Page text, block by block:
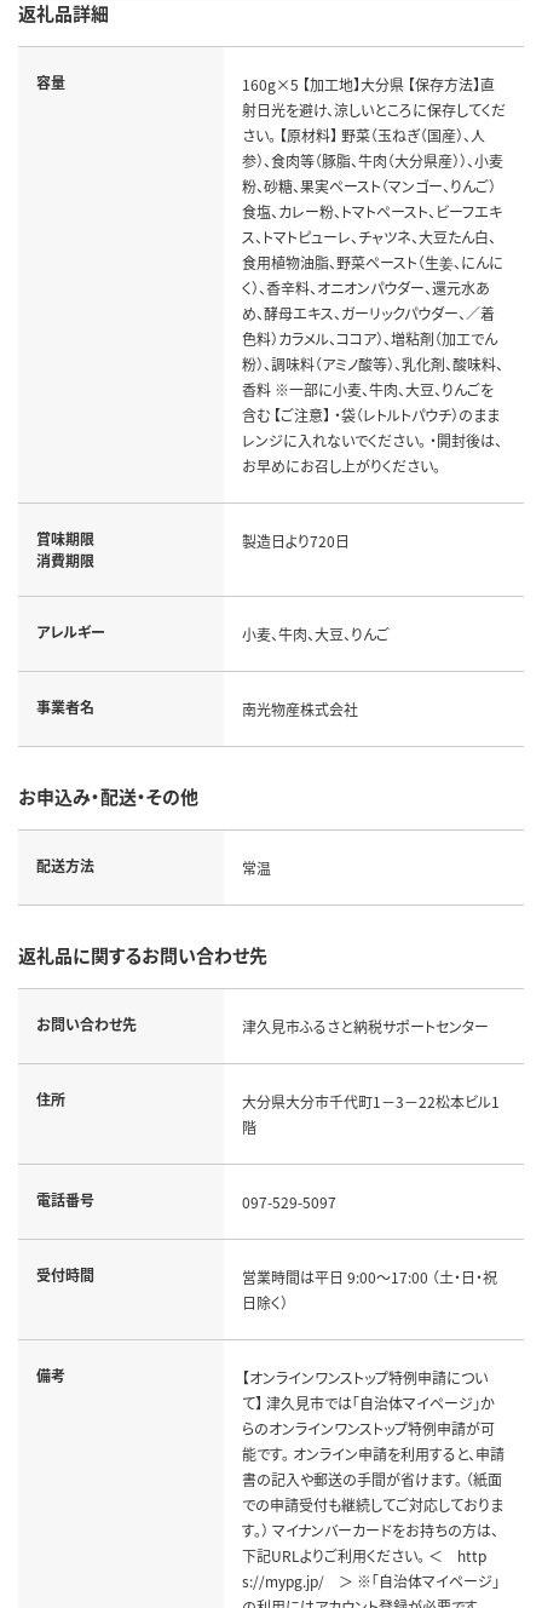
返礼品詳細
容量
160g×5 【加工地】大分県 【保存方法】直
射日光を避け、涼しいところに保存してくだ
さい。 【原材料】 野菜（玉ねぎ（国産）、人
参）、食肉等（豚脂、牛肉（大分県産））、小麦
粉、砂糖、果実ペースト（マンゴー、りんご）
食塩、カレー粉、トマトペースト、ビーフエキ
ス、トマトピューレ、チャツネ、大豆たん白、
食用植物油脂、野菜ペースト（生姜、にんに
く）、香辛料、オニオンパウダー、還元水あ
め、酵母エキス、ガーリックパウダー、／着
色料）カラメル、ココア）、増粘剤（加工でん
粉）、調味料（アミノ酸等）、乳化剤、酸味料、
香料 ※一部に小麦、牛肉、大豆、りんごを
含む 【ご注意】 ・袋（レトルトパウチ）のまま
レンジに入れないでください。 ・開封後は、
お早めにお召し上がりください。
賞味期限
消費期限
製造日より720日
アレルギー 小麦、牛肉、大豆、りんご
事業者名 南光物産株式会社
お申込み・配送・その他
配送方法 常温
返礼品に関するお問い合わせ先
お問い合わせ先 津久見市ふるさと納税サポートセンター
住所
大分県大分市千代町1－3－22松本ビル1
階
電話番号 097-529-5097
受付時間
営業時間は平日 9:00～17:00 （土・日・祝
日除く）
備考
【オンラインワンストップ特例申請につい
て】 津久見市では「自治体マイページ」か
らのオンラインワンストップ特例申請が可
能です。 オンライン申請を利用すると、申請
書の記入や郵送の手間が省けます。 （紙面
での申請受付も継続してご対応しておりま
す。） マイナンバーカードをお持ちの方は、
下記URLよりご利用ください。 ＜ http
s://mypg.jp/ ＞ ※「自治体マイページ」